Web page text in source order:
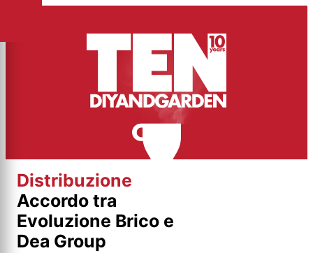
contenuto
Distribuzione
Accordo tra
Evoluzione Brico e
Dea Group